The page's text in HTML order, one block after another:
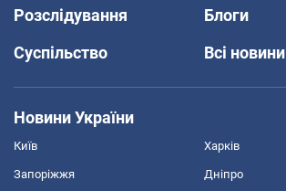
Розслідування
Блоги
Суспільство
Всі новини
Новини України
Київ Харків
Запоріжжя Дніпро